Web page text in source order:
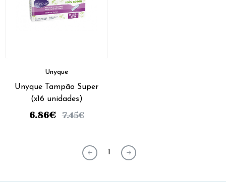
Unyque
Unyque Tampão Super
(x16 unidades)
6.86€ 7.45€
1